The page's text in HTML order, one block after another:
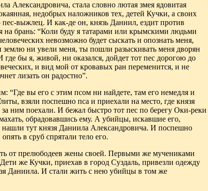
Александровича, стала словно лютая змея ядовитая
недобрых наложников тех, детей Кучки, а своих
пес-выжлец. И как-де он, князь Даниил, ездит против
на брань: “Коли буду я татарами или крымскими людьми
невозможно будет сыскать и опознать меня,
ни увели меня, ты пошли разыскивать меня дворян
бы я, живой, ни оказался, дойдет тот пес дорогою до
и вид мой от кровавых ран переменится, и не
лизать он радостно”.
“Где вы его с этим псом ни найдете, там его немедля и
взяли поспешно пса и приехали на место, где князя
ним поехали. И бежал быстро тот пес по берегу Оки-реки
обрадовавшись ему. А убийцы, искавшие его,
тут князя Даниила Александровича. И поспешно
в сруб спрятали тело его.
от прелюбодеев жены своей. Первыми же мучениками
же Кучки, приехав в город Суздаль, привезли одежду
Даниила. И стали жить с нею убийцы в том же